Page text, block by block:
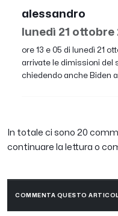
alessandro
lunedì 21 ottobre
ore 13 e 05 di lunedì 21
arrivate le dimissioni del
chiedendo anche Biden
In totale ci sono 20
continuare la lettura o
COMMENTA QUESTO